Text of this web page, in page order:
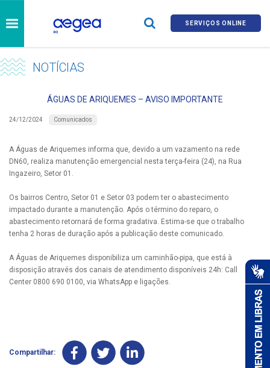
SERVIÇOS ONLINE
NOTÍCIAS
ÁGUAS DE ARIQUEMES – AVISO IMPORTANTE
24/12/2024 Comunicados
A Águas de Ariquemes informa que, devido a um vazamento na rede
DN60, realiza manutenção emergencial nesta terça-feira (24), na Rua
Ingazeiro, Setor 01.
Os bairros Centro, Setor 01 e Setor 03 podem ter o abastecimento
impactado durante a manutenção. Após o término do reparo, o
abastecimento retornará de forma gradativa. Estima-se que o trabalho
tenha 2 horas de duração após a publicação deste comunicado.
A Águas de Ariquemes disponibiliza um caminhão-pipa, que está à
disposição através dos canais de atendimento disponíveis 24h: Call
Center 0800 690 0100, via WhatsApp e ligações.
Compartilhar: